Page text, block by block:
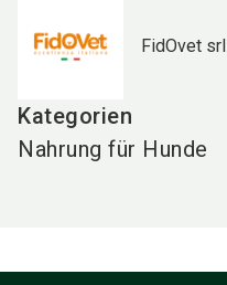
FidOvet srl
Kategorien
Nahrung für Hunde